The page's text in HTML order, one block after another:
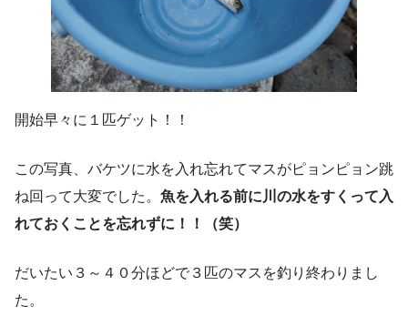
開始早々に１匹ゲット！！
この写真、バケツに水を入れ忘れてマスがピョンピョン跳
ね回って大変でした。 魚を入れる前に川の水をすくって入
れておくことを忘れずに！！（笑）
だいたい３～４０分ほどで３匹のマスを釣り終わりまし
た。